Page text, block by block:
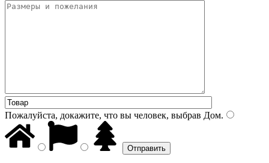
Пожалуйста, докажите, что вы человек, выбрав Дом.